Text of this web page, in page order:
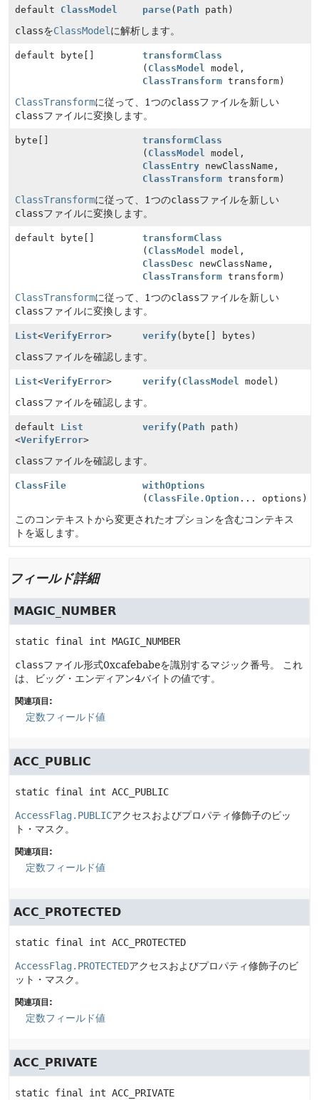
default ClassModel parse( Path path)
classをClassModel に解析します。
default byte[]
transformClass
( ClassModel model,
ClassTransform transform)
ClassTransformに従って、1つのclassファイルを新しい
classファイルに変換します。
byte[]
transformClass
( ClassModel model,
ClassEntry newClassName,
ClassTransform transform)
ClassTransformに従って、1つのclassファイルを新しい
classファイルに変換します。
default byte[]
transformClass
( ClassModel model,
ClassDesc newClassName,
ClassTransform transform)
ClassTransformに従って、1つのclassファイルを新しい
classファイルに変換します。
List<VerifyError> verify(byte[] bytes)
classファイルを確認します。
List<VerifyError> verify( ClassModel model)
classファイルを確認します。
default List
<VerifyError>
verify( Path path)
classファイルを確認します。
ClassFile
withOptions
( ClassFile.Option ... options)
このコンテキストから変更されたオプションを含むコンテキス
トを返します。
フィールド詳細
MAGIC_NUMBER
static final int MAGIC_NUMBER
classファイル形式0xcafebabeを識別するマジック番号。
これ
は、ビッグ・エンディアン4バイトの値です。
関連項目:
定数フィールド値
ACC_PUBLIC
static final int ACC_PUBLIC
AccessFlag.PUBLICアクセスおよびプロパティ修飾子のビッ
ト・マスク。
関連項目:
定数フィールド値
ACC_PROTECTED
static final int ACC_PROTECTED
AccessFlag.PROTECTEDアクセスおよびプロパティ修飾子のビ
ット・マスク。
関連項目:
定数フィールド値
ACC_PRIVATE
static final int ACC_PRIVATE